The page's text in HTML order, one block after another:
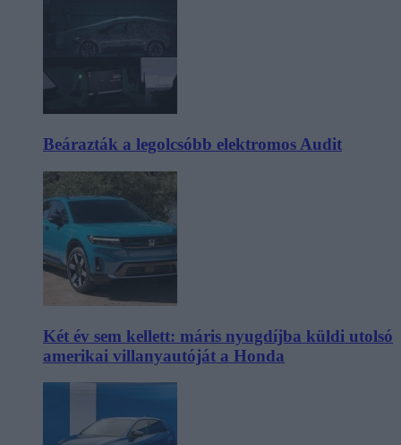
Beárazták a legolcsóbb elektromos Audit
Két év sem kellett: máris nyugdíjba küldi utolsó
amerikai villanyautóját a Honda